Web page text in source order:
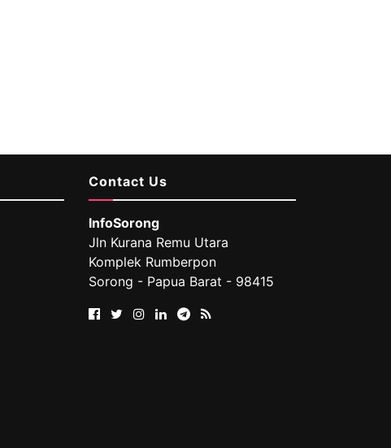
Contact Us
InfoSorong
Jln Kurana Remu Utara
Komplek Rumberpon
Sorong - Papua Barat - 98415